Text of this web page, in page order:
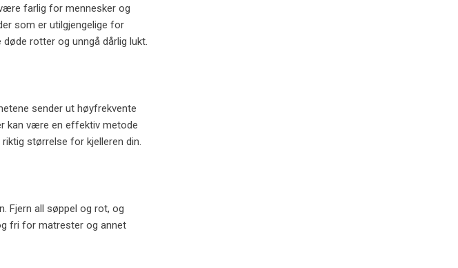
farlig for mennesker og
som er utilgjengelige for
rotter og unngå dårlig lukt.
sender ut høyfrekvente
kan være en effektiv metode
størrelse for kjelleren din.
Fjern all søppel og rot, og
fri for matrester og annet